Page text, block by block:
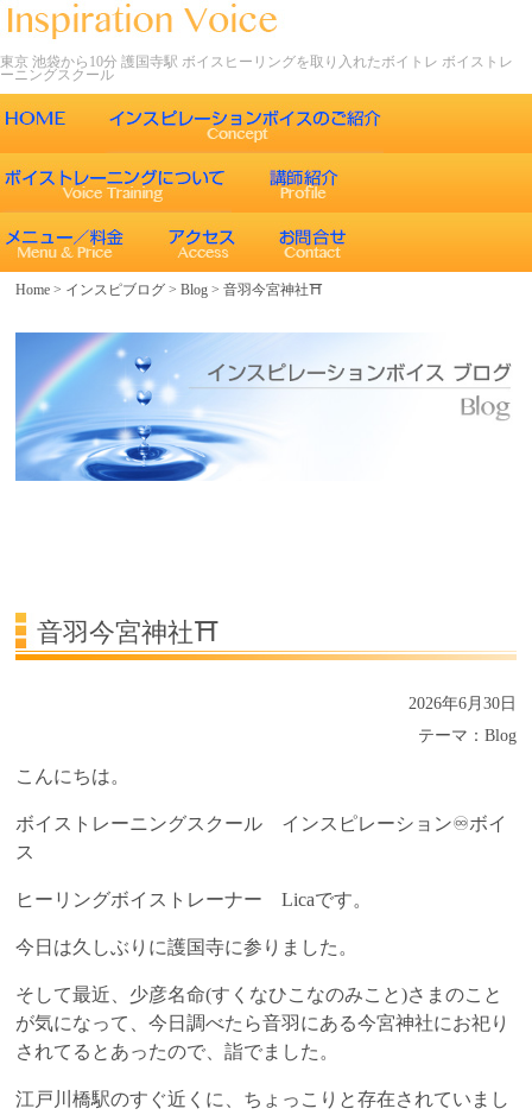
東京 池袋から10分 護国寺駅 ボイスヒーリングを取り入れたボイトレ ボイストレ
ーニングスクール
ごあいさつ
インスピレーションボイスの特徴
エネルギーワークとヒーリング効果
ボイスヒーリング
声について
インスピレーションボイスのボイストレーニング
インスピレーションボイスのボイスメソッド
レッスン内容
コース紹介
歌うことの効果
Home > インスピブログ >Blog >音羽今宮神社⛩️
音羽今宮神社⛩️
2026年6月30日
テーマ： Blog
こんにちは。
ボイストレーニングスクール インスピレーション♾️ボイ
ス
ヒーリングボイストレーナー Licaです。
今日は久しぶりに護国寺に参りました。
そして最近、少彦名命(すくなひこなのみこと)さまのこと
が気になって、今日調べたら音羽にある今宮神社にお祀り
されてるとあったので、詣でました。
江戸川橋駅のすぐ近くに、ちょっこりと存在されていまし